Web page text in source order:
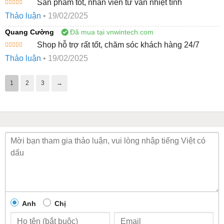
Hifu ultracel Q+ nâng cơ xoá nhăn máy điều trị nâng cơ hàng đầu
hạng55
Sản phẩm tốt, nhân viên tư vấn nhiệt tình
Thảo luận • 19/02/2025
Quang Cường Đã mua tại vnwintech.com
hạng55
Shop hỗ trợ rất tốt, chăm sóc khách hàng 24/7
Thảo luận • 19/02/2025
1 2 3 →
Anh Chị